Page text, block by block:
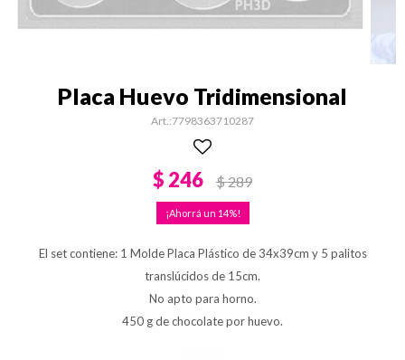
Placa Huevo Tridimensional
7798363710287
$ 246 $289
14
El set contiene: 1 Molde Placa Plástico de 34x39cm y 5 palitos
translúcidos de 15cm.
No apto para horno.
450 g de chocolate por huevo.